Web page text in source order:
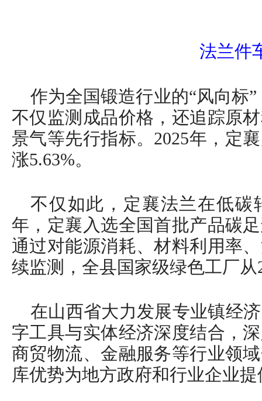
法兰件
作为全国锻造行业的“风向标
不仅监测成品价格，还追踪原
景气等先行指标。2025年，定
涨5.63%。
不仅如此，定襄法兰在低碳
年，定襄入选全国首批产品碳
通过对能源消耗、材料利用率
续监测，全县国家级绿色工厂从
在山西省大力发展专业镇经
字工具与实体经济深度结合，
商贸物流、金融服务等行业领
库优势为地方政府和行业企业